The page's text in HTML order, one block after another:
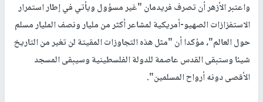
واعتبر الأزهر أن تصرف فريدمان "غير مسؤول ويأتي في إطار استمرار
الاستفزازات الصهيو-أمريكية لمشاعر أكثر من مليار ونصف المليار مسلم
حول العالم"، مؤكدا أن "مثل هذه التجاوزات المقيتة لن تغير من التاريخ
شيئا وستبقى القدس عاصمة للدولة الفلسطينية وسيبقى المسجد
الأقصى دونه أرواح المسلمين".